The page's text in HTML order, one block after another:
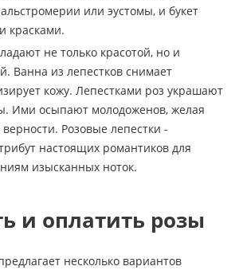
или эустомы, и букет
красками.
не только красотой, но и
Ванна из лепестков снимает
кожу. Лепестками роз украшают
Ими осыпают молодоженов, желая
Розовые лепестки -
настоящих романтиков для
изысканных ноток.
и оплатить розы
несколько вариантов